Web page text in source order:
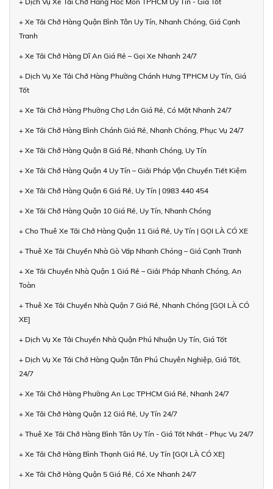
+ Xe Tải Chở Hàng Quận Bình Tân Uy Tín, Nhanh Chóng, Giá Cạnh
Tranh
+ Xe Tải Chở Hàng Dĩ An Giá Rẻ – Gọi Xe Nhanh 24/7
+ Dịch Vụ Xe Tải Chở Hàng Phường Chánh Hưng TPHCM Uy Tín, Giá
Tốt
+ Xe Tải Chở Hàng Phường Chợ Lớn Giá Rẻ, Có Mặt Nhanh 24/7
+ Xe Tải Chở Hàng Bình Chánh Giá Rẻ, Nhanh Chóng, Phục Vụ 24/7
+ Xe Tải Chở Hàng Quận 8 Giá Rẻ, Nhanh Chóng, Uy Tín
+ Xe Tải Chở Hàng Quận 4 Uy Tín – Giải Pháp Vận Chuyển Tiết Kiệm
+ Xe Tải Chở Hàng Quận 6 Giá Rẻ, Uy Tín | 0983 440 454
+ Xe Tải Chở Hàng Quận 10 Giá Rẻ, Uy Tín, Nhanh Chóng
+ Cho Thuê Xe Tải Chở Hàng Quận 11 Giá Rẻ, Uy Tín | GỌI LÀ CÓ XE
+ Thuê Xe Tải Chuyển Nhà Gò Vấp Nhanh Chóng – Giá Cạnh Tranh
+ Xe Tải Chuyển Nhà Quận 1 Giá Rẻ – Giải Pháp Nhanh Chóng, An
Toàn
+ Thuê Xe Tải Chuyển Nhà Quận 7 Giá Rẻ, Nhanh Chóng [GỌI LÀ CÓ
XE]
+ Dịch Vụ Xe Tải Chuyển Nhà Quận Phú Nhuận Uy Tín, Giá Tốt
+ Dịch Vụ Xe Tải Chở Hàng Quận Tân Phú Chuyên Nghiệp, Giá Tốt,
24/7
+ Xe Tải Chở Hàng Phường An Lạc TPHCM Giá Rẻ, Nhanh 24/7
+ Xe Tải Chở Hàng Quận 12 Giá Rẻ, Uy Tín 24/7
+ Thuê Xe Tải Chở Hàng Bình Tân Uy Tín - Giá Tốt Nhất - Phục Vụ 24/7
+ Xe Tải Chở Hàng Bình Thạnh Giá Rẻ, Uy Tín [GỌI LÀ CÓ XE]
+ Xe Tải Chở Hàng Quận 5 Giá Rẻ, Có Xe Nhanh 24/7